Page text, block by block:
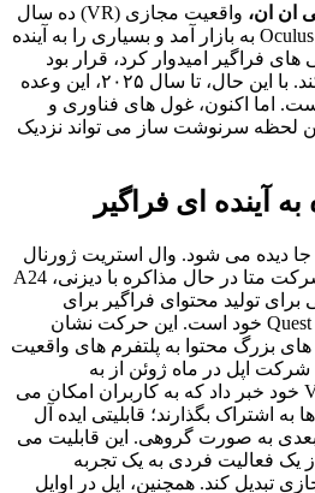
ان ان،
واقعیت مجازی (VR) ده سال
پیش، زمانی که هدست Oculus Rift به بازار آمد و بسیاری را به آینده
فراگیر امیدوار کرد، قرار بود
انقلابی در این صنعت ایجاد کند. با این حال، تا سال ۲۰۲۵، این وعده
اما اکنون، غول های فناوری و
لحظه سرنوشت ساز می تواند نزدیک
دیده می شود. وال استریت ژورنال
ماه گذشته گزارش داد که شرکت متا در حال مذاکره با دیزنی، A24
تولید محتوای فراگیر برای
هدست های واقعیت مجازی Quest خود است. این حرکت نشان
بزرگ محتوا به پلتفرم های واقعیت
اپل در ماه ژوئن از به
روزرسانی هدست Vision Pro خود خبر داد که به کاربران امکان می
اشتراک بگذارند؛ قابلیتی ایده آل
به صورت گروهی. این قابلیت می
یک فعالیت فردی به یک تجربه
تبدیل کند. همچنین، اپل در اوایل